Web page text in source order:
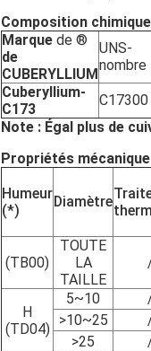
Composition
Marque de ®
de
CUBERYLLIUM
UNS-
nombre
Cuberyllium-
C173
C17300
Note : Égal plus de
Propriétés
Humeur
(*)
Diamètre
(TB00)
TOUTE
LA
TAILLE
H
(TD04)
5~10
>10~25
>25